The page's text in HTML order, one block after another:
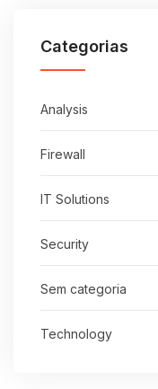
Categorias
Analysis
Firewall
IT Solutions
Security
Sem categoria
Technology